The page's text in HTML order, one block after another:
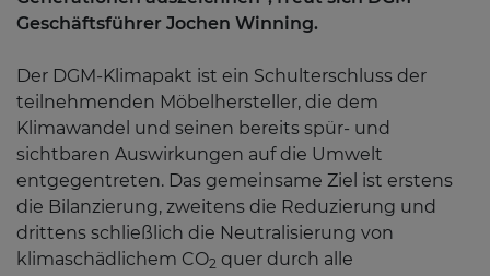
Geschäftsführer Jochen Winning.
Der DGM-Klimapakt ist ein Schulterschluss der
teilnehmenden Möbelhersteller, die dem
Klimawandel und seinen bereits spür- und
sichtbaren Auswirkungen auf die Umwelt
entgegentreten. Das gemeinsame Ziel ist erstens
die Bilanzierung, zweitens die Reduzierung und
drittens schließlich die Neutralisierung von
klimaschädlichem CO2 quer durch alle